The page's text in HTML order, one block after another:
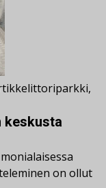
toriparkki,
keskusta
on ollut